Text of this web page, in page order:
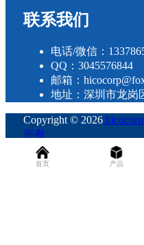
联系我们
电话/微信：
QQ：3045576844
邮箱：
地址：深圳市龙岗
Copyright © 2026
所有
粤ICP备2023109800号
查询 30 次，耗时 0.3068
首页 产品